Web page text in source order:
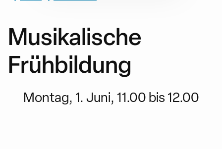
Musikalische
Frühbildung
Montag, 1. Juni, 11.00 bis 12.00